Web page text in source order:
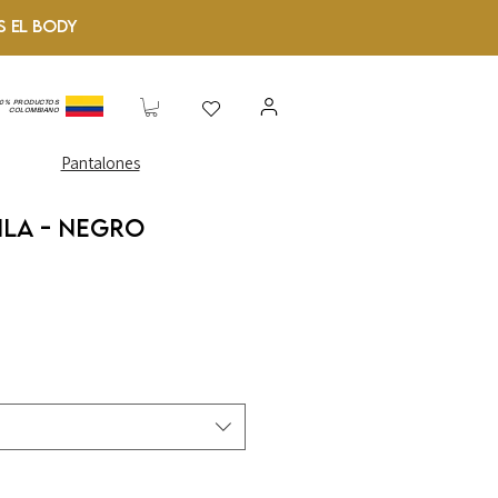
el Body
PRODUCTOS
COLOMBIANO
Pantalones
- Negro